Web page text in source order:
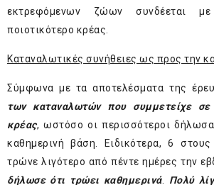
εκτρεφόμενων ζώων συνδέεται με
ποιοτικότερο κρέας.
Καταναλωτικές συνήθειες ως προς την
Σύμφωνα με τα αποτελέσματα της
των καταναλωτών που συμμετείχε σε
κρέας, ωστόσο οι περισσότεροι
καθημερινή βάση. Ειδικότερα, 6
τρώνε λιγότερο από πέντε ημέρες την
δήλωσε ότι τρώει καθημερινά. Πολύ